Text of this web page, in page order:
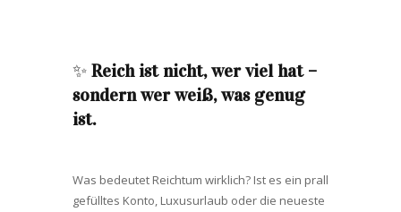
✨ Reich ist nicht, wer viel hat –
sondern wer weiß, was genug
ist.
Was bedeutet Reichtum wirklich? Ist es ein prall
gefülltes Konto, Luxusurlaub oder die neueste